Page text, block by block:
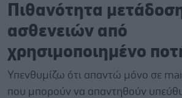
Πιθανότητα
ασθενειών από
χρησιμοποιημένο
Υπενθυμίζω ότι απαντώ μόνο σε
που μπορούν να απαντηθούν